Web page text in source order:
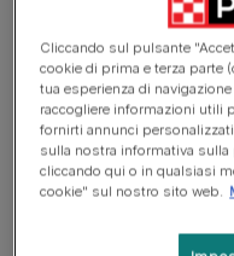
Cliccando sul pulsante
cookie di prima e terza parte
tua esperienza di
raccogliere informazioni utili
fornirti annunci
sulla nostra informativa sulla
cliccando qui o in qualsiasi
cookie" sul nostro sito web.